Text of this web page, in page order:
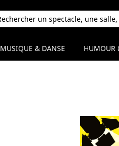
MUSIQUE & DANSE HUMOUR